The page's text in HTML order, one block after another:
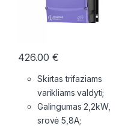
426.00€
Skirtas trifaziams
varikliams valdyti;
Galingumas 2,2kW,
srovė 5,8A;